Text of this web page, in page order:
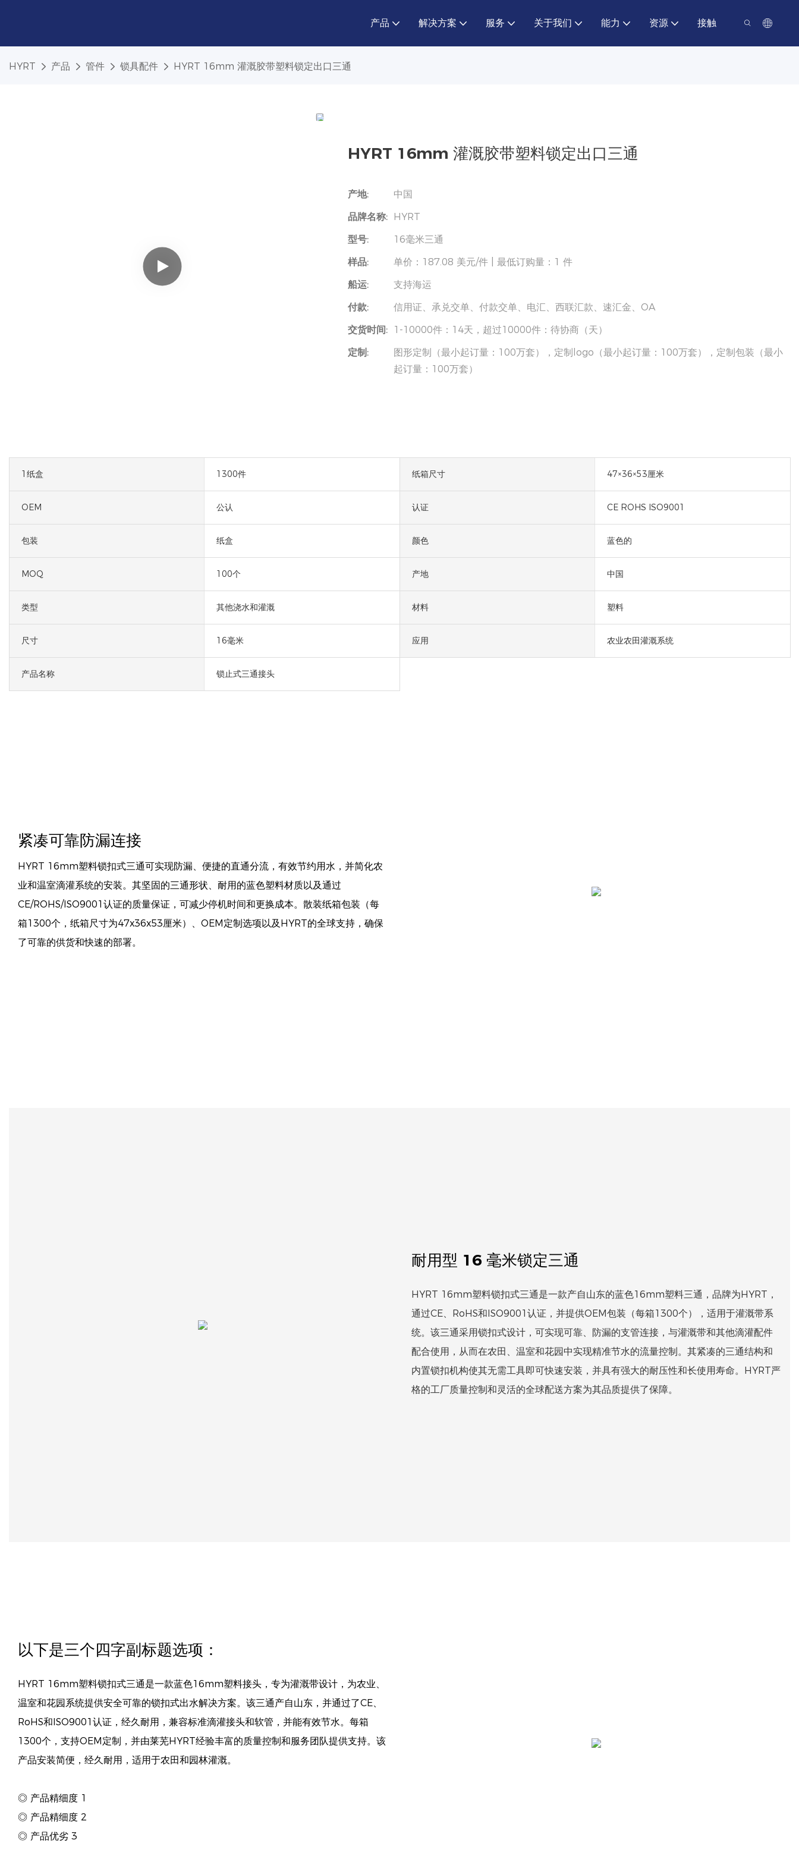
产品 解决方案 服务 关于我们 能力 资源 接触
HYRT 产品 管件 锁具配件 HYRT 16mm 灌溉胶带塑料锁定出口三通
HYRT 16mm 灌溉胶带塑料锁定出口三通
产地:
中国
品牌名称: HYRT
型号:
16毫米三通
样品:
单价：187.08 美元/件 | 最低订购量：1 件
船运:
支持海运
付款:
信用证、承兑交单、付款交单、电汇、西联汇款、速汇金、OA
交货时间:
1-10000件：14天，超过10000件：待协商（天）
定制:
图形定制（最小起订量：100万套），定制logo（最小起订量：100万套），定制包装（最小
起订量：100万套）
1纸盒 1300件 纸箱尺寸 47×36×53厘米
OEM 公认 认证 CE ROHS ISO9001
包装 纸盒 颜色 蓝色的
MOQ 100个 产地 中国
类型 其他浇水和灌溉 材料 塑料
尺寸 16毫米 应用 农业农田灌溉系统
产品名称 锁止式三通接头
紧凑可靠防漏连接
HYRT 16mm塑料锁扣式三通可实现防漏、便捷的直通分流，有效节约用水，并简化农
业和温室滴灌系统的安装。其坚固的三通形状、耐用的蓝色塑料材质以及通过
CE/ROHS/ISO9001认证的质量保证，可减少停机时间和更换成本。散装纸箱包装（每
箱1300个，纸箱尺寸为47x36x53厘米）、OEM定制选项以及HYRT的全球支持，确保
了可靠的供货和快速的部署。
耐用型 16 毫米锁定三通
HYRT 16mm塑料锁扣式三通是一款产自山东的蓝色16mm塑料三通，品牌为HYRT，
通过CE、RoHS和ISO9001认证，并提供OEM包装（每箱1300个），适用于灌溉带系
统。该三通采用锁扣式设计，可实现可靠、防漏的支管连接，与灌溉带和其他滴灌配件
配合使用，从而在农田、温室和花园中实现精准节水的流量控制。其紧凑的三通结构和
内置锁扣机构使其无需工具即可快速安装，并具有强大的耐压性和长使用寿命。HYRT严
格的工厂质量控制和灵活的全球配送方案为其品质提供了保障。
以下是三个四字副标题选项：
HYRT 16mm塑料锁扣式三通是一款蓝色16mm塑料接头，专为灌溉带设计，为农业、
温室和花园系统提供安全可靠的锁扣式出水解决方案。该三通产自山东，并通过了CE、
RoHS和ISO9001认证，经久耐用，兼容标准滴灌接头和软管，并能有效节水。每箱
1300个，支持OEM定制，并由莱芜HYRT经验丰富的质量控制和服务团队提供支持。该
产品安装简便，经久耐用，适用于农田和园林灌溉。
◎ 产品精细度 1
◎ 产品精细度 2
◎ 产品优劣 3